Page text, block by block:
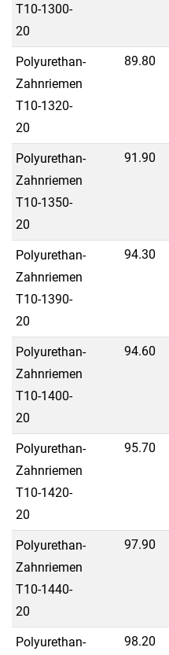
T10-1300-
20
Polyurethan-
Zahnriemen
T10-1320-
20
89.80
Polyurethan-
Zahnriemen
T10-1350-
20
91.90
Polyurethan-
Zahnriemen
T10-1390-
20
94.30
Polyurethan-
Zahnriemen
T10-1400-
20
94.60
Polyurethan-
Zahnriemen
T10-1420-
20
95.70
Polyurethan-
Zahnriemen
T10-1440-
20
97.90
Polyurethan-
98.20